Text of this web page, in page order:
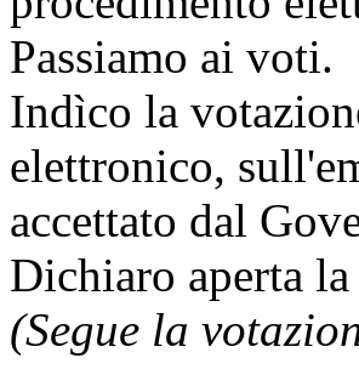
Passiamo ai voti.
Indìco la
elettronico,
accettato dal
Dichiaro aperta
(Segue la